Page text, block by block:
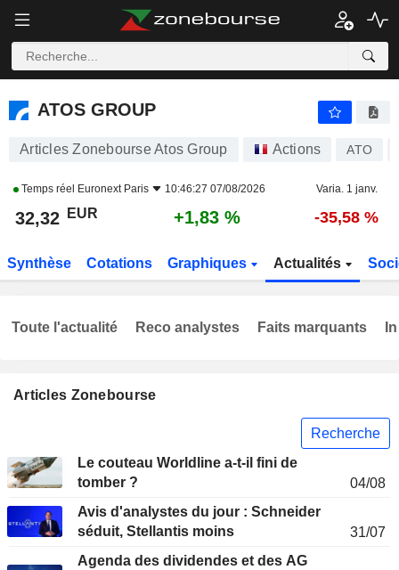
ATOS GROUP
ATOS GROUP
Articles Zonebourse Atos Group Actions ATO
Temps réel Euronext Paris 10:46:27 07/08/2026 Varia. 1 janv.
32,32 EUR +1,83 % -35,58 %
Synthèse Cotations Graphiques Actualités
Articles Zonebourse
Recherche
Le couteau Worldline a-t-il fini de
tomber ?
04/08
Avis d'analystes du jour : Schneider
séduit, Stellantis moins
31/07
Agenda des dividendes et des AG
Toute l'actualité Reco analystes Faits marquants